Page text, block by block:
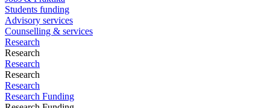
Students funding
Advisory services
Counselling & services
Research
Research
Research
Research
Research
Research Funding